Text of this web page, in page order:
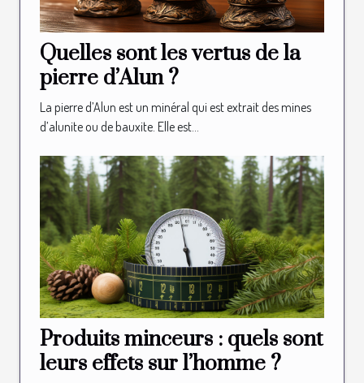
Quelles sont les vertus de la
pierre d’Alun ?
La pierre d’Alun est un minéral qui est extrait des mines
d’alunite ou de bauxite. Elle est...
Produits minceurs : quels sont
leurs effets sur l’homme ?